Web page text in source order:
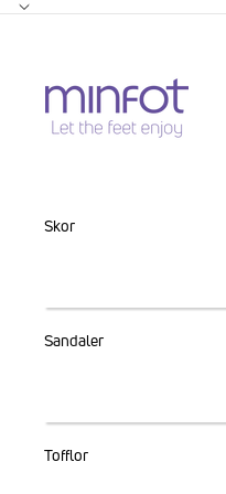
Skor
Sandaler
Tofflor